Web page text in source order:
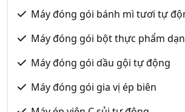
Máy đóng gói bánh mì tươi tự
Máy đóng gói bột thực phẩm
Máy đóng gói dầu gội tự động
Máy đóng gói gia vị ép biên